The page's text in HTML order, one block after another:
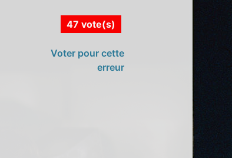
47 vote(s)
Voter pour cette
erreur